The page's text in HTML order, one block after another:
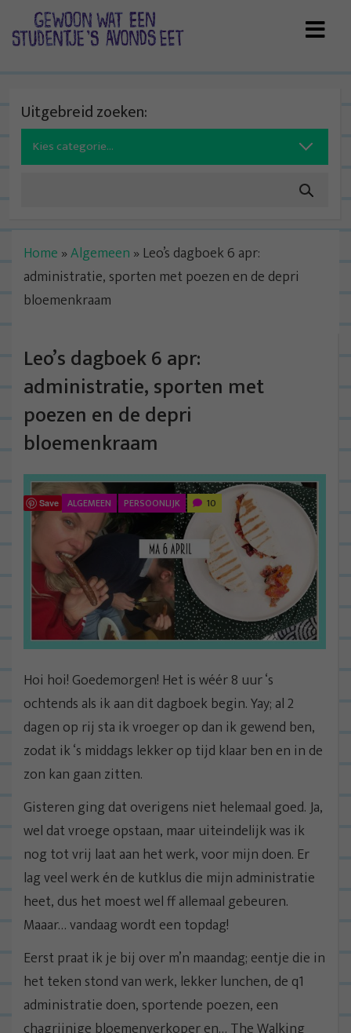
Uitgebreid zoeken:
Search
for:
Home »Algemeen » Leo’s dagboek 6 apr:
administratie, sporten met poezen en de depri
bloemenkraam
Leo’s dagboek 6 apr:
administratie, sporten met
poezen en de depri
bloemenkraam
Save ALGEMEEN PERSOONLIJK 10
Hoi hoi! Goedemorgen! Het is wéér 8 uur ‘s
ochtends als ik aan dit dagboek begin. Yay; al 2
dagen op rij sta ik vroeger op dan ik gewend ben,
zodat ik ‘s middags lekker op tijd klaar ben en in de
zon kan gaan zitten.
Gisteren ging dat overigens niet helemaal goed. Ja,
wel dat vroege opstaan, maar uiteindelijk was ik
nog tot vrij laat aan het werk, voor mijn doen. Er
lag veel werk én de kutklus die mijn administratie
heet, dus het moest wel ff allemaal gebeuren.
Maaar… vandaag wordt een topdag!
Eerst praat ik je bij over m’n maandag; eentje die in
het teken stond van werk, lekker lunchen, de q1
administratie doen, sportende poezen, een